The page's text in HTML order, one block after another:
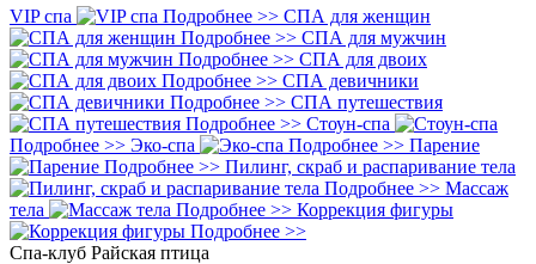
VIP спа Подробнее >> СПА для женщин
Подробнее >> СПА для мужчин
Подробнее >> СПА для двоих
Подробнее >> СПА девичники
Подробнее >> СПА путешествия
Подробнее >> Стоун-спа
Подробнее >> Эко-спа Подробнее >> Парение
Подробнее >> Пилинг, скраб и распаривание тела
Подробнее >> Массаж
тела
Подробнее >> Коррекция фигуры
Подробнее >>
Спа-клуб Райская птица